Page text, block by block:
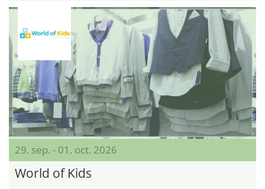
29. sep. - 01. oct. 2026
World of Kids